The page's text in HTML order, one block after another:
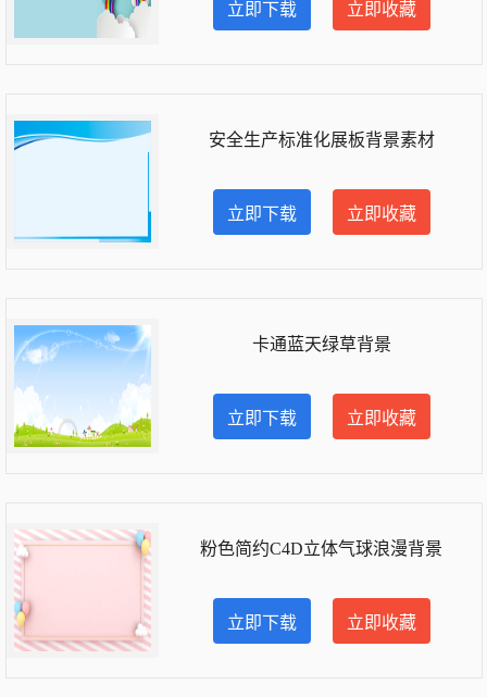
立即下载 立即收藏
安全生产标准化展板背景素材
立即下载 立即收藏
卡通蓝天绿草背景
立即下载 立即收藏
粉色简约C4D立体气球浪漫背景
立即下载 立即收藏